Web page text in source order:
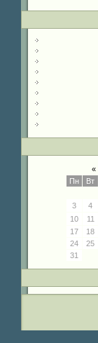
«
Пн
Вт
3
4
10
11
17
18
24
25
31